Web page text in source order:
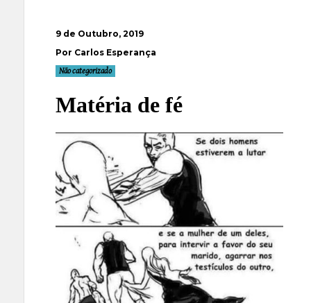
9 de Outubro, 2019
Por Carlos Esperança
Não categorizado
Matéria de fé